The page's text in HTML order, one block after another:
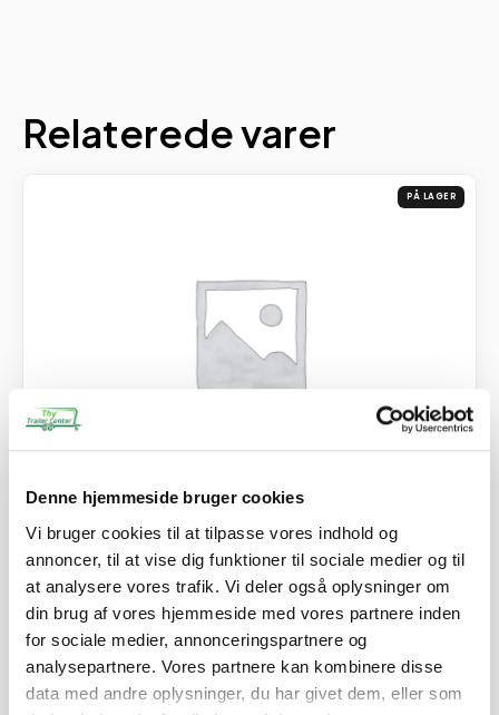
Denne hjemmeside bruger cookies
Vi bruger cookies til at tilpasse vores indhold og
annoncer, til at vise dig funktioner til sociale medier og til
at analysere vores trafik. Vi deler også oplysninger om
din brug af vores hjemmeside med vores partnere inden
for sociale medier, annonceringspartnere og
analysepartnere. Vores partnere kan kombinere disse
data med andre oplysninger, du har givet dem, eller som
Relaterede varer
PÅ LAGER
SKU: 60916
Hårnåle-fjedersplit - FZB - 2,0 mm
8,50kr.
6,80kr.ekskl. moms
Afhentning og forsendelse